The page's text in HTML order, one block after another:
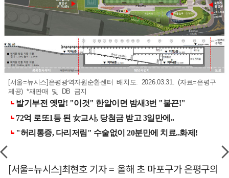
[서울=뉴시스]은평광역자원순환센터 배치도. 2026.03.31. (자료=은평구
제공) *재판매 및 DB 금지
[서울=뉴시스]최현호 기자 = 올해 초 마포구가 은평구의